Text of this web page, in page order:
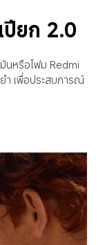
ปียก 2.0
นหรือโฟม Redmi
ำ เพื่อประสบการณ์